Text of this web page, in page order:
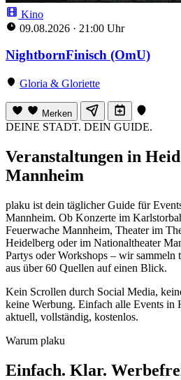
Kino
09.08.2026 · 21:00 Uhr
NightbornFinisch (OmU)
Gloria & Gloriette
Merken
DEINE STADT. DEIN GUIDE.
Veranstaltungen in
Mannheim
plaku ist dein täglicher Guide für
Mannheim. Ob Konzerte im
Feuerwache Mannheim, Theater im
Heidelberg oder im Nationaltheater
Partys oder Workshops – wir sammeln
aus über 60 Quellen auf einen Blick.
Kein Scrollen durch Social Media,
keine Werbung. Einfach alle Events in
aktuell, vollständig, kostenlos.
Warum plaku
Einfach. Klar.